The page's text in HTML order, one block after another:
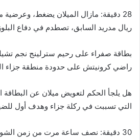
28 دقيقة: مازال الميلان يضغط،
ريال مدريد السابق، تصطدم في دفاع
بطاقة صفراء على رحيم سترلينج نجم
راضي كرونيتش على حدودة منطقة جزاء
هل يلجأ الحكم لتعويض ميلان عن البطاقة
التي تسببت في ركلة جزاء وهدف أول
30 دقيقة: نصف ساعة مرت من زمن